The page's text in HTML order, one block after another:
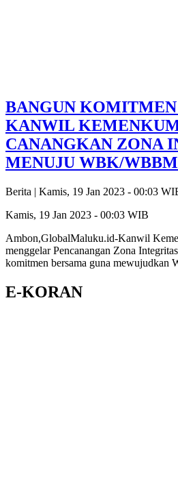
BANGUN
KANWIL
CANANGKAN ZONA
MENUJU WBK/
Berita | Kamis, 19 Jan 2023 - 00:03
Kamis, 19 Jan 2023 - 00:03 WIB
Ambon,GlobalMaluku.id-Kanwil
menggelar Pencanangan Zona
komitmen bersama guna mewujudkan
E-KORAN